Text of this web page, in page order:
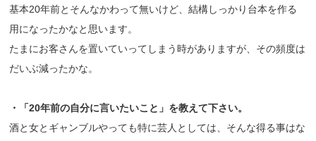
基本20年前とそんなかわって無いけど、結構しっかり台本を作る
用になったかなと思います。
たまにお客さんを置いていってしまう時がありますが、その頻度は
だいぶ減ったかな。
・「20年前の自分に言いたいこと」を教えて下さい。
酒と女とギャンブルやっても特に芸人としては、そんな得る事はな